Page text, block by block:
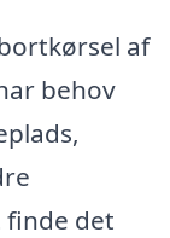
af
behov
det